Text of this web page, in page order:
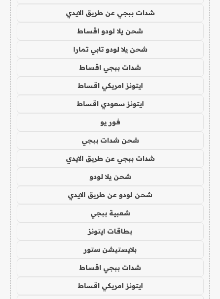
شدات ببجي عن طريق الايدي
شحن يلا لودو اقساط
شحن يلا لودو تابي تمارا
شدات ببجي اقساط
ايتونز امريكي اقساط
ايتونز سعودي اقساط
فور يو
شحن شدات ببجي
شدات ببجي عن طريق الايدي
شحن يلا لودو
شحن لودو عن طريق الايدي
شعبية ببجي
بطاقات ايتونز
بلايستيشن ستور
شدات ببجي اقساط
ايتونز امريكي اقساط